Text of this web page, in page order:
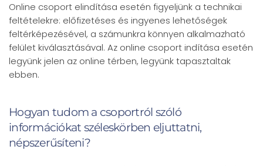
Online csoport elindítása esetén figyeljünk a technikai
feltételekre: előfizetéses és ingyenes lehetőségek
feltérképezésével, a számunkra könnyen alkalmazható
felület kiválasztásával. Az online csoport indítása esetén
legyünk jelen az online térben, legyünk tapasztaltak
ebben.
Hogyan tudom a csoportról szóló
információkat széleskörben eljuttatni,
népszerűsíteni?